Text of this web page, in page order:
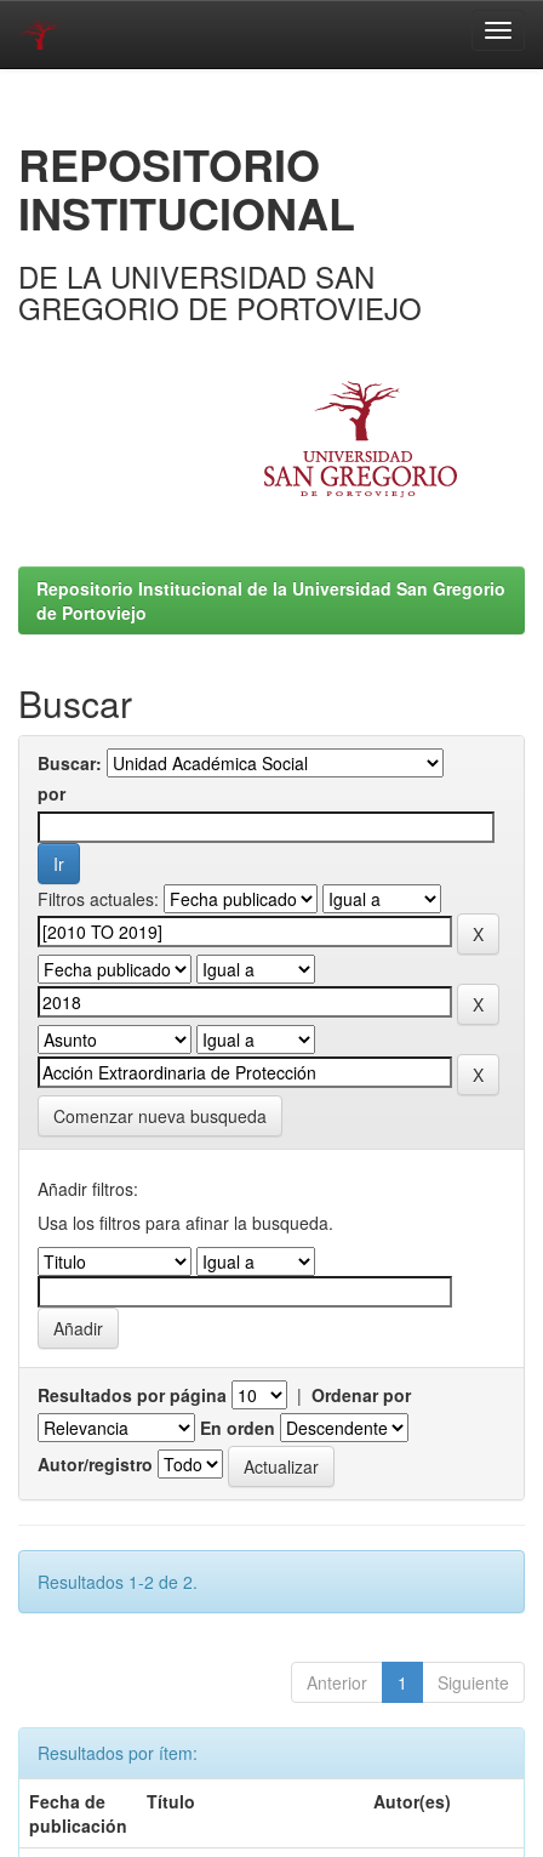
REPOSITORIO
INSTITUCIONAL
DE LA UNIVERSIDAD SAN
GREGORIO DE PORTOVIEJO
Repositorio Institucional de la Universidad San Gregorio
de Portoviejo
Buscar
Buscar:
por
Filtros actuales:
Comenzar nueva busqueda
Añadir filtros:
Usa los filtros para afinar la busqueda.
Resultados por página | Ordenar por
En orden
Autor/registro
Resultados 1-2 de 2.
Anterior 1 Siguiente
Resultados por ítem:
Fecha de
publicación
Título Autor(es)